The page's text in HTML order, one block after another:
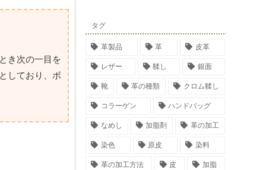
き次の一目を
しており、ボ
タグ
革製品 革 皮革
レザー 鞣し 銀面
靴 革の種類 クロム鞣し
コラーゲン ハンドバッグ
なめし 加脂剤 革の加工
染色 原皮 染料
革の加工方法 皮 加脂